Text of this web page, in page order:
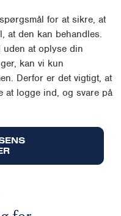
for at sikre, at
at den kan behandles.
at oplyse din
kan vi kun
Derfor er det vigtigt, at
at logge ind, og svare på